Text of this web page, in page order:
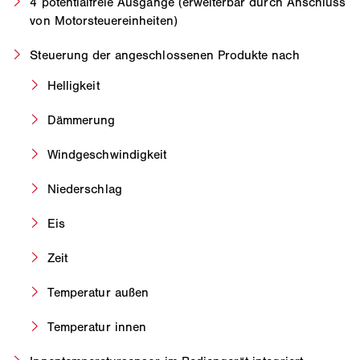
von Motorsteuereinheiten)
Steuerung der angeschlossenen Produkte nach
Helligkeit
Dämmerung
Windgeschwindigkeit
Niederschlag
Eis
Zeit
Temperatur außen
Temperatur innen